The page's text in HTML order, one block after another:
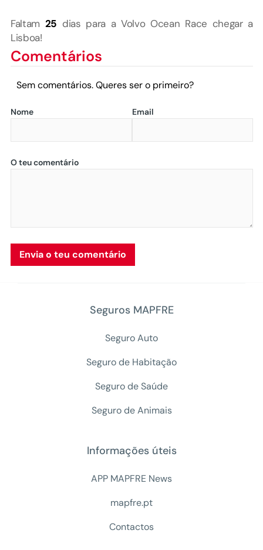
Faltam 25 dias para a Volvo Ocean Race chegar a
Lisboa!
Comentários
Sem comentários. Queres ser o primeiro?
Nome Email
O teu comentário
Seguros MAPFRE
Seguro Auto
Seguro de Habitação
Seguro de Saúde
Seguro de Animais
Informações úteis
APP MAPFRE News
mapfre.pt
Contactos